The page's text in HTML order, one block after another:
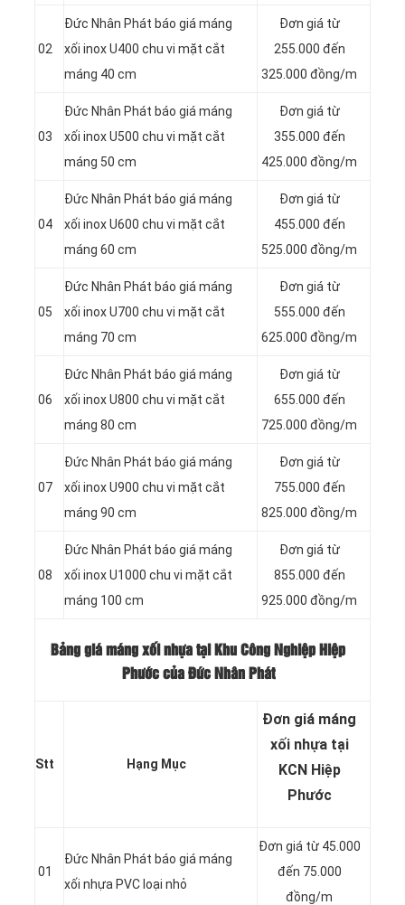
02
Đức Nhân Phát báo giá máng
xối inox U400 chu vi mặt cắt
máng 40 cm
Đơn giá từ
255.000 đến
325.000 đồng/m
03
Đức Nhân Phát báo giá máng
xối inox U500 chu vi mặt cắt
máng 50 cm
Đơn giá từ
355.000 đến
425.000 đồng/m
04
Đức Nhân Phát báo giá máng
xối inox U600 chu vi mặt cắt
máng 60 cm
Đơn giá từ
455.000 đến
525.000 đồng/m
05
Đức Nhân Phát báo giá máng
xối inox U700 chu vi mặt cắt
máng 70 cm
Đơn giá từ
555.000 đến
625.000 đồng/m
06
Đức Nhân Phát báo giá máng
xối inox U800 chu vi mặt cắt
máng 80 cm
Đơn giá từ
655.000 đến
725.000 đồng/m
07
Đức Nhân Phát báo giá máng
xối inox U900 chu vi mặt cắt
máng 90 cm
Đơn giá từ
755.000 đến
825.000 đồng/m
08
Đức Nhân Phát báo giá máng
xối inox U1000 chu vi mặt cắt
máng 100 cm
Đơn giá từ
855.000 đến
925.000 đồng/m
Bảng giá máng xối nhựa tại Khu Công Nghiệp Hiệp
Phước của Đức Nhân Phát
Stt Hạng Mục
Đơn giá máng
xối nhựa tại
KCN Hiệp
Phước
01
Đức Nhân Phát báo giá máng
xối nhựa PVC loại nhỏ
Đơn giá từ 45.000
đến 75.000
đồng/m